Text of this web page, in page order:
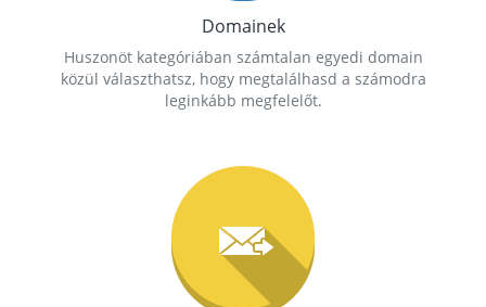
Domainek
Huszonöt kategóriában számtalan egyedi domain
közül választhatsz, hogy megtalálhasd a számodra
leginkább megfelelőt.